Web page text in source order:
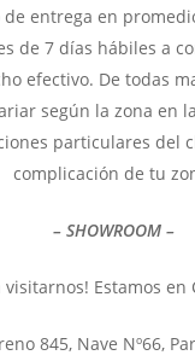
de entrega en
de 7 días hábiles a
efectivo. De todas
según la zona en
particulares del
complicación de tu
– SHOWROOM –
visitarnos! Estamos en
845, Nave Nº66,